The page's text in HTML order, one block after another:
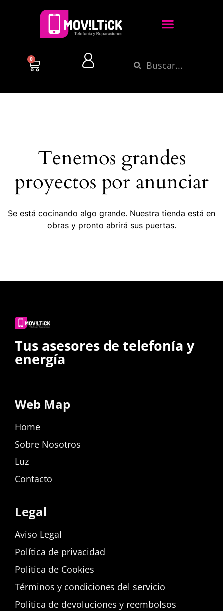
0
Tenemos grandes
proyectos por anunciar
Se está cocinando algo grande. Nuestra tienda está en
obras y pronto abrirá sus puertas.
Tus asesores de telefonía y
energía
Web Map
Home
Sobre Nosotros
Luz
Contacto
Legal
Aviso Legal
Política de privacidad
Política de Cookies
Términos y condiciones del servicio
Política de devoluciones y reembolsos